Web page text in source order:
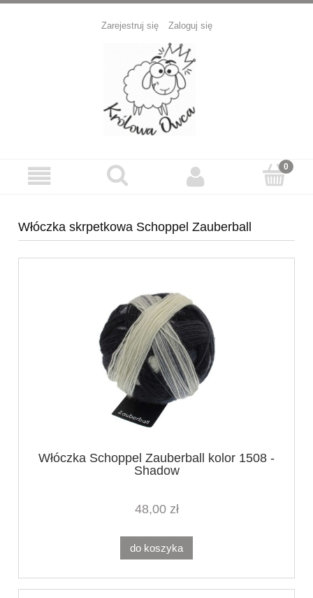
Zarejestruj się Zaloguj się
Włóczka skrpetkowa Schoppel Zauberball
Włóczka Schoppel Zauberball kolor 1508 -
Shadow
48,00 zł
do koszyka